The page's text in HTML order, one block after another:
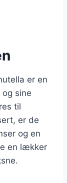
er en
sine
til
er de
og en
en lækker